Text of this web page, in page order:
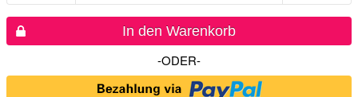
In den Warenkorb
-ODER-